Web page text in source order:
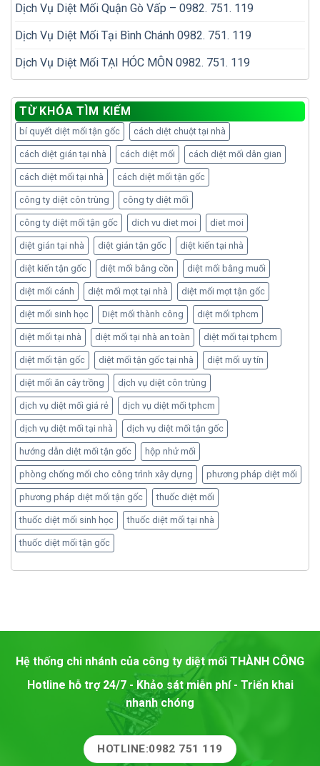
Dịch Vụ Diệt Mối Quận Gò Vấp – 0982. 751. 119
Dịch Vụ Diệt Mối Tại Bình Chánh 0982. 751. 119
Dịch Vụ Diệt Mối TẠI HÓC MÔN 0982. 751. 119
TỪ KHÓA TÌM KIẾM
bí quyết diệt mối tận gốc cách diệt chuột tại nhà
cách diệt gián tại nhà cách diệt mối cách diệt mối dân gian
cách diệt mối tại nhà cách diệt mối tận gốc
công ty diệt côn trùng công ty diệt mối
công ty diệt mối tận gốc dich vu diet moi diet moi
diệt gián tại nhà diệt gián tận gốc diệt kiến tại nhà
diệt kiến tận gốc diệt mối bằng cồn diệt mối bằng muối
diệt mối cánh diệt mối mọt tại nhà diệt mối mọt tận gốc
diệt mối sinh học Diệt mối thành công diệt mối tphcm
diệt mối tại nhà diệt mối tại nhà an toàn diệt mối tại tphcm
diệt mối tận gốc diệt mối tận gốc tại nhà diệt mối uy tín
diệt mối ăn cây trồng dịch vụ diệt côn trùng
dịch vụ diệt mối giá rẻ dịch vụ diệt mối tphcm
dịch vụ diệt mối tại nhà dịch vụ diệt mối tận gốc
hướng dẫn diệt mối tận gốc hộp nhử mối
phòng chống mối cho công trình xây dựng phương pháp diệt mối
phương pháp diệt mối tận gốc thuốc diệt mối
thuốc diệt mối sinh học thuốc diệt mối tại nhà
thuốc diệt mối tận gốc
Hệ thống chi nhánh của công ty diệt mối THÀNH CÔNG
Hotline hỗ trợ 24/7 - Khảo sát miễn phí - Triển khai
nhanh chóng
HOTLINE:0982 751 119